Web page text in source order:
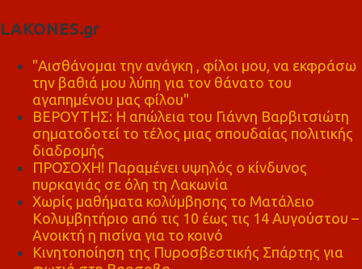
LAKONES.gr
"Αισθάνομαι την ανάγκη , φίλοι μου, να εκφράσω
την βαθιά μου λύπη για τον θάνατο του
αγαπημένου μας φίλου"
ΒΕΡΟΥΤΗΣ: Η απώλεια του Γιάννη Βαρβιτσιώτη
σηματοδοτεί το τέλος μιας σπουδαίας πολιτικής
διαδρομής
ΠΡΟΣΟΧΗ! Παραμένει υψηλός ο κίνδυνος
πυρκαγιάς σε όλη τη Λακωνία
Χωρίς μαθήματα κολύμβησης το Ματάλειο
Κολυμβητήριο από τις 10 έως τις 14 Αυγούστου –
Ανοικτή η πισίνα για το κοινό
Κινητοποίηση της Πυροσβεστικής Σπάρτης για